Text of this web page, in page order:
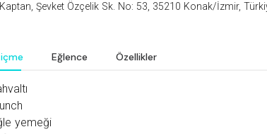
Şevket Özçelik Sk. No: 53, 35210 Konak/İzmir,
Eğlence Özellikler
yemeği